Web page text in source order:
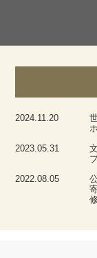
2024.11.20
2023.05.31
2022.08.05